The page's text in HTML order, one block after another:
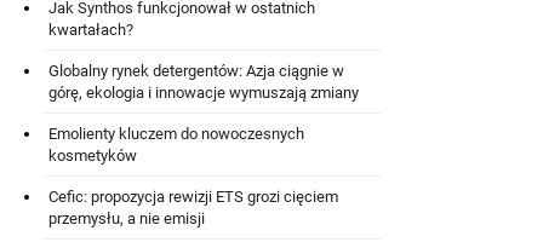
Jak Synthos funkcjonował w ostatnich
kwartałach?
Globalny rynek detergentów: Azja ciągnie w
górę, ekologia i innowacje wymuszają zmiany
Emolienty kluczem do nowoczesnych
kosmetyków
Cefic: propozycja rewizji ETS grozi cięciem
przemysłu, a nie emisji